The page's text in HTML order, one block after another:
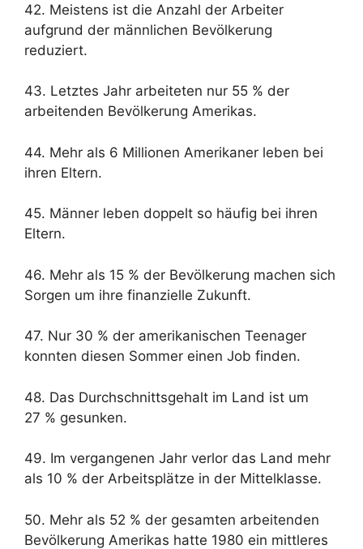
42. Meistens ist die Anzahl der Arbeiter
aufgrund der männlichen Bevölkerung
reduziert.
43. Letztes Jahr arbeiteten nur 55 % der
arbeitenden Bevölkerung Amerikas.
44. Mehr als 6 Millionen Amerikaner leben bei
ihren Eltern.
45. Männer leben doppelt so häufig bei ihren
Eltern.
46. Mehr als 15 % der Bevölkerung machen sich
Sorgen um ihre finanzielle Zukunft.
47. Nur 30 % der amerikanischen Teenager
konnten diesen Sommer einen Job finden.
48. Das Durchschnittsgehalt im Land ist um
27 % gesunken.
49. Im vergangenen Jahr verlor das Land mehr
als 10 % der Arbeitsplätze in der Mittelklasse.
50. Mehr als 52 % der gesamten arbeitenden
Bevölkerung Amerikas hatte 1980 ein mittleres